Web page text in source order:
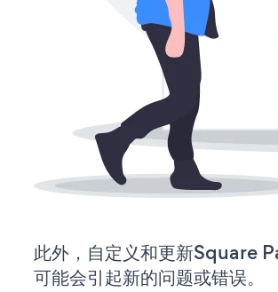
此外，自定义和更新Square
可能会引起新的问题或错误。